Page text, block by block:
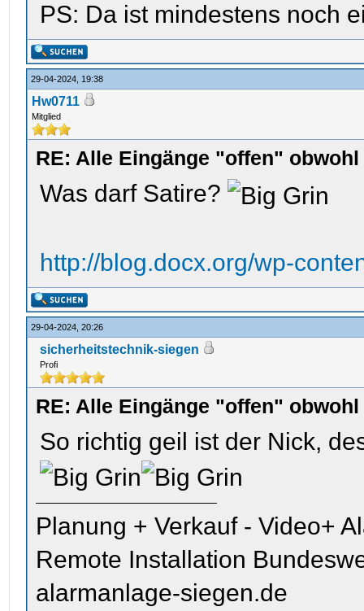
PS: Da ist mindestens noch
29-04-2024, 19:38
Hw0711
Mitglied
RE: Alle Eingänge "offen"
Was darf Satire?
http://blog.docx.org/wp-
29-04-2024, 20:26
sicherheitstechnik-siegen
Profi
RE: Alle Eingänge "offen"
So richtig geil ist der Nick,
Planung + Verkauf - Video+
Remote Installation
alarmanlage-siegen.de